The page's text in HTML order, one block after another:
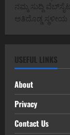
ನಮ್ಮ ಸುದ್ದಿ
ಅತಿದೊಡ್ಡ ಸ್ಥಳೀಯ
USEFUL LINKS
About
Privacy
Contact Us